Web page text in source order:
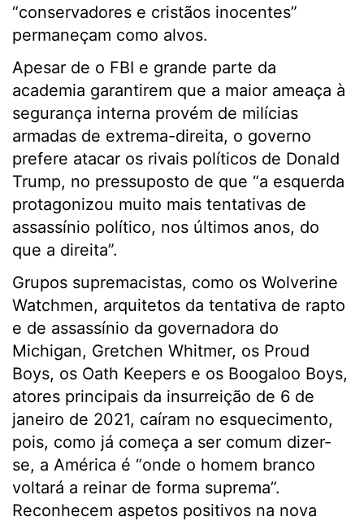
“conservadores e cristãos inocentes”
permaneçam como alvos.
Apesar de o FBI e grande parte da
academia garantirem que a maior ameaça à
segurança interna provém de milícias
armadas de extrema-direita, o governo
prefere atacar os rivais políticos de Donald
Trump, no pressuposto de que “a esquerda
protagonizou muito mais tentativas de
assassínio político, nos últimos anos, do
que a direita”.
Grupos supremacistas, como os Wolverine
Watchmen, arquitetos da tentativa de rapto
e de assassínio da governadora do
Michigan, Gretchen Whitmer, os Proud
Boys, os Oath Keepers e os Boogaloo Boys,
atores principais da insurreição de 6 de
janeiro de 2021, caíram no esquecimento,
pois, como já começa a ser comum dizer-
se, a América é “onde o homem branco
voltará a reinar de forma suprema”.
Reconhecem aspetos positivos na nova